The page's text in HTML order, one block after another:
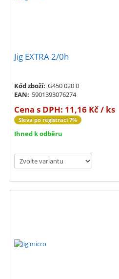
Jig EXTRA 2/0h
Kód zboží: G450 020 0
EAN: 5901393076274
Cena s DPH: 11,16 Kč / ks
Sleva po registraci 7%
Ihned k odběru